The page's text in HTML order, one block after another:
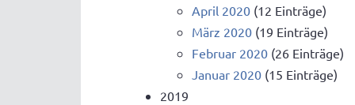
April 2020 (12 Einträge)
März 2020 (19 Einträge)
Februar 2020 (26 Einträge)
Januar 2020 (15 Einträge)
2019